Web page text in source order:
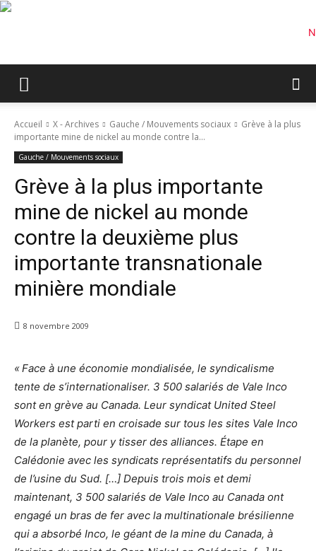
Accueil X - Archives Gauche / Mouvements sociaux
Grève à la plus
importante mine de nickel au monde contre la...
Gauche / Mouvements sociaux
Grève à la plus importante
mine de nickel au monde
contre la deuxième plus
importante transnationale
minière mondiale
8 novembre 2009
« Face à une économie mondialisée, le syndicalisme
tente de s’internationaliser. 3 500 salariés de Vale Inco
sont en grève au Canada. Leur syndicat United Steel
Workers est parti en croisade sur tous les sites Vale Inco
de la planète, pour y tisser des alliances. Étape en
Calédonie avec les syndicats représentatifs du personnel
de l’usine du Sud. […] Depuis trois mois et demi
maintenant, 3 500 salariés de Vale Inco au Canada ont
engagé un bras de fer avec la multinationale brésilienne
qui a absorbé Inco, le géant de la mine du Canada, à